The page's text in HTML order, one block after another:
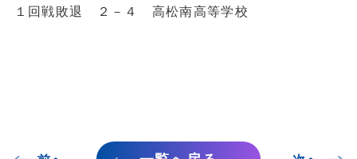
１回戦敗退 ２－４ 高松南高等学校